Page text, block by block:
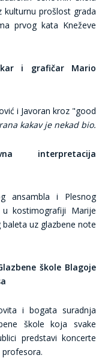
kulturnu prošlost grada
prvog kata Kneževe
i grafičar Mario
i Javoran kroz "good
kakav je nekad bio.
interpretacija
ansambla i Plesnog
kostimografiji Marije
uz glazbene note
škole Blagoje
i bogata suradnja
škole koja svake
predstavi koncerte
profesora.